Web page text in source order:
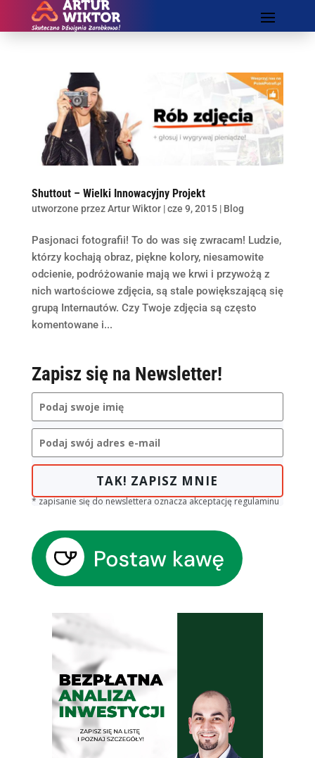
Shuttout – Wielki Innowacyjny Projekt
utworzone przezArtur Wiktor|cze 9, 2015| Blog
Pasjonaci fotografii! To do was się zwracam! Ludzie,
którzy kochają obraz, piękne kolory, niesamowite
odcienie, podróżowanie mają we krwi i przywożą z
nich wartościowe zdjęcia, są stale powiększającą się
grupą Internautów. Czy Twoje zdjęcia są często
komentowane i...
Zapisz się na Newsletter!
TAK! ZAPISZ MNIE
* zapisanie się do newslettera oznacza akceptację regulaminu